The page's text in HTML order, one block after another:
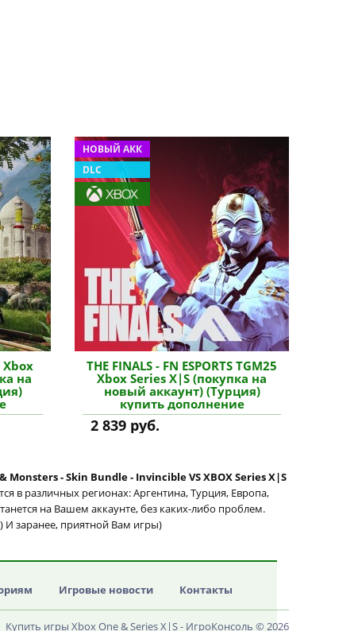
на
НОВЫЙ АКК
DLC
THE FINALS - FN ESPORTS TGM25
Xbox Series X|S (покупка на
новый аккаунт) (Турция)
купить дополнение
2 839 руб.
Monsters - Skin Bundle - Invincible VS XBOX Series X|S
в различных регионах: Аргентина, Турция, Европа,
на Вашем аккаунте, без каких-либо проблем.
И заранее, приятной Вам игры)
Игровые новости Контакты
Купить игры Xbox One & Series X|S - ИгроКонсоль © 2026